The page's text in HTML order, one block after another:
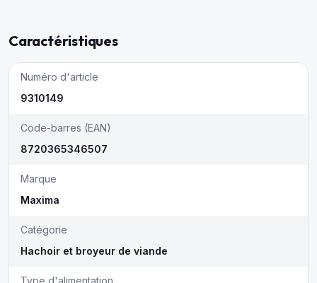
Caractéristiques
Numéro d'article
9310149
Code-barres (EAN)
8720365346507
Marque
Maxima
Catégorie
Hachoir et broyeur de viande
Type d'alimentation